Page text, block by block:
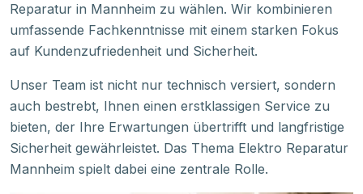
Reparatur in Mannheim zu wählen. Wir kombinieren
umfassende Fachkenntnisse mit einem starken Fokus
auf Kundenzufriedenheit und Sicherheit.
Unser Team ist nicht nur technisch versiert, sondern
auch bestrebt, Ihnen einen erstklassigen Service zu
bieten, der Ihre Erwartungen übertrifft und langfristige
Sicherheit gewährleistet. Das Thema Elektro Reparatur
Mannheim spielt dabei eine zentrale Rolle.